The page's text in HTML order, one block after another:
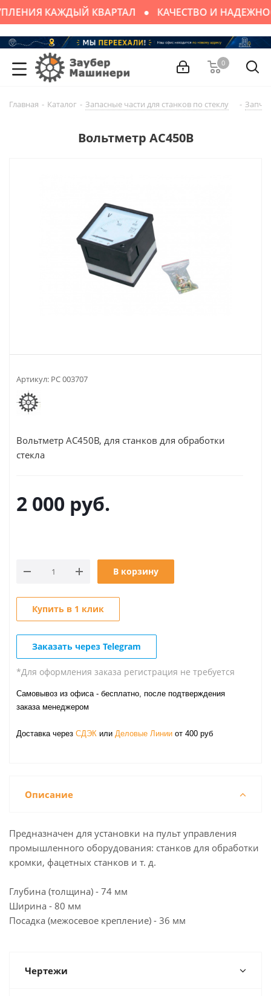
КАЖДЫЙ КВАРТАЛ КАЧЕСТВО И
0
Главная - Каталог - Запасные части для cтaнков по стеклу -
Вольтметр АС450В
Артикул: РС 003707
Вольтметр АС450В, для станков для обработки
стекла
2 000 руб.
В корзину
Купить в 1 клик
Заказать через Telegram
*Для оформления заказа регистрация не требуется
Самовывоз из офиса - бесплатно, после подтверждения
заказа менеджером
Доставка через СДЭК или Деловые Линии от 400 руб
Описание
Предназначен для установки на пульт управления
промышленного оборудования: станков для обработки
кромки, фацетных станков и т. д.
Глубина (толщина) - 74 мм
Ширина - 80 мм
Посадка (межосевое крепление) - 36 мм
Чертежи